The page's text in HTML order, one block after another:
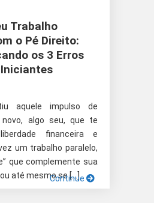
Trabalho
o Pé Direito:
os 3 Erros
aquele impulso de
algo seu, que te
financeira e
um trabalho paralelo,
que complemente sua
até mesmo se […]
Continue